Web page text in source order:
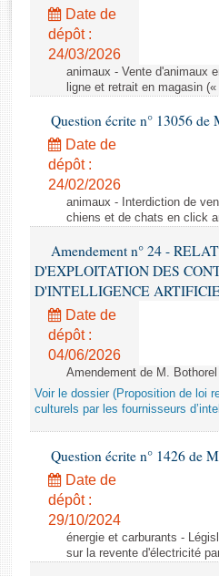
Rapports législatifs
Rapports sur l'application des lois
Baromètre de l’application des
Dossiers législatifs
Budget et sécurité sociale
Questions écrites et orales
Comptes rendus des débats
Date de
dépôt :
24/03/2026
animaux - Vente d'animaux
ligne et retrait en magasin
Question écrite n° 13056 de
Date de
dépôt :
24/02/2026
animaux - Interdiction de
chiens et de chats en click
Amendement n° 24 -
D'EXPLOITATION DES
D'INTELLIGENCE
Date de
dépôt :
04/06/2026
Amendement de M.
Voir le dossier (Proposition de loi
culturels par les fournisseurs
Question écrite n° 1426 de
Date de
dépôt :
29/10/2024
énergie et carburants -
sur la revente d'électricité